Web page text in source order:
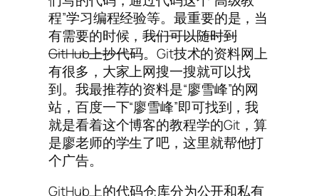
程”学习编程经验等。最重要的是，当
有需要的时候，我们可以随时到
GitHub上抄代码。Git技术的资料网上
有很多，大家上网搜一搜就可以找
到。我最推荐的资料是“廖雪峰”的网
站，百度一下“廖雪峰”即可找到，我
就是看着这个博客的教程学的Git，算
是廖老师的学生了吧，这里就帮他打
个广告。
GitHub上的代码仓库分为公开和私有